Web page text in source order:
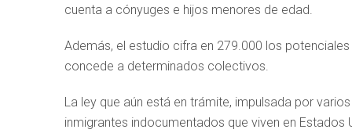
cuenta a cónyuges e hijos menores de edad.
Además, el estudio cifra en 279.000 los
concede a determinados colectivos.
La ley que aún está en trámite, impulsada por
inmigrantes indocumentados que viven en